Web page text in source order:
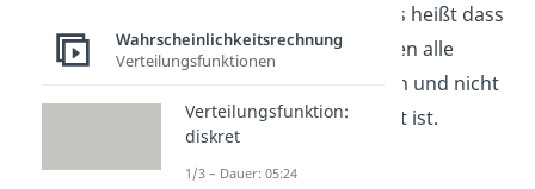
Besonderheit N=k gilt. Das heißt dass
aus insgesamt N Elementen alle
Elemente gezogen werden und nicht
nur die Teilmenge relevant ist.
Wahrscheinlichkeitsrechnung
Verteilungsfunktionen
Verteilungsfunktion:
diskret
1/3 – Dauer: 05:24